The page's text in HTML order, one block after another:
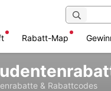
Rabatt-Map
& Rabattcodes